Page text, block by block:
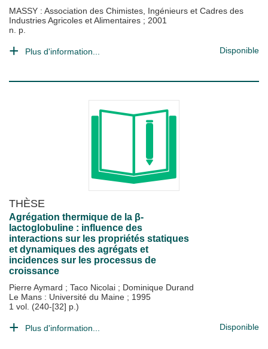
MASSY : Association des Chimistes, Ingénieurs et Cadres des
Industries Agricoles et Alimentaires ; 2001
n. p.
Plus d'information... Disponible
THÈSE
Agrégation thermique de la β-
lactoglobuline : influence des
interactions sur les propriétés statiques
et dynamiques des agrégats et
incidences sur les processus de
croissance
Pierre Aymard ; Taco Nicolai ; Dominique Durand
Le Mans : Université du Maine ; 1995
1 vol. (240-[32] p.)
Plus d'information... Disponible